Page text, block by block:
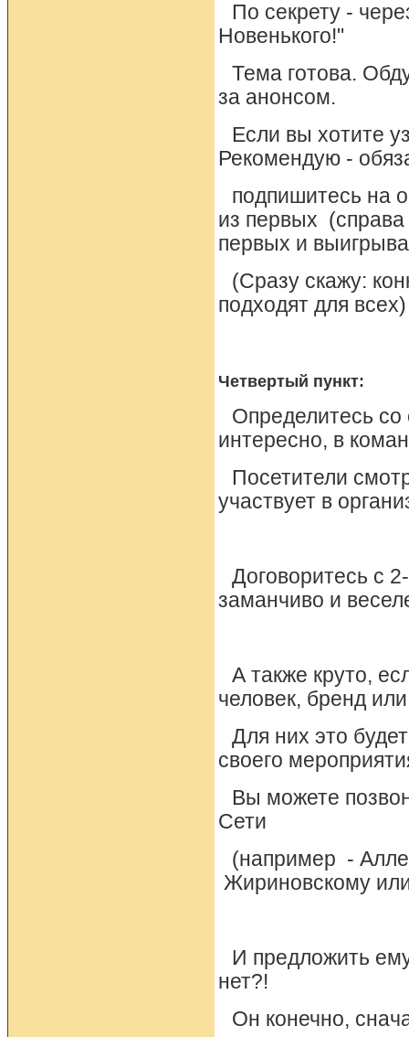
По секрету -
Новенького!"
Тема готова.
за анонсом.
Если вы хотите
Рекомендую -
подпишитесь на
из первых
первых и
(Сразу скажу:
подходят для всех)
Четвертый пункт:
Определитесь
интересно, в
Посетители
участвует в
Договоритесь с
заманчиво и
А также круто,
человек, бренд
Для них это
своего
Вы можете
Сети
(например -
Жириновскому
И предложить
нет?!
Он конечно,